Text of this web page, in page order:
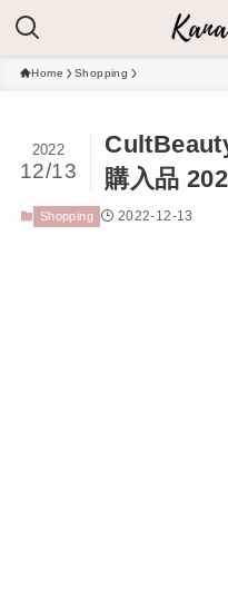
Home Shopping
購入品
2022
12/13
Shopping 2022-12-13